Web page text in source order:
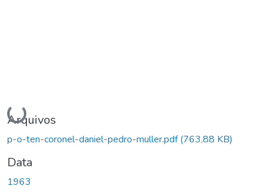
Carregando...
Arquivos
p-o-ten-coronel-daniel-pedro-muller.pdf(763,88 KB)
Data
1963